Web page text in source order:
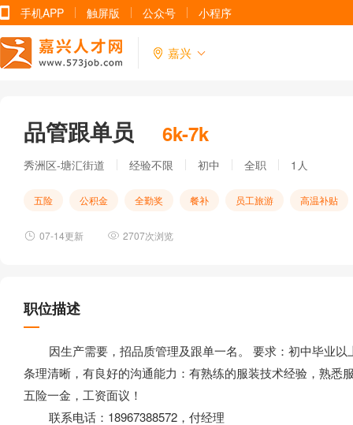
手机APP 触屏版 公众号 小程序
嘉兴
品管跟单员 6k-7k
秀洲区-塘汇街道 经验不限 初中 全职 1人
五险 公积金 全勤奖 餐补 员工旅游 高温补贴
07-14更新 2707次浏览
职位描述
因生产需要，招品质管理及跟单一名。 要求：初中毕业以
条理清晰，有良好的沟通能力：有熟练的服装技术经验，熟悉
五险一金，工资面议！
联系电话：18967388572，付经理